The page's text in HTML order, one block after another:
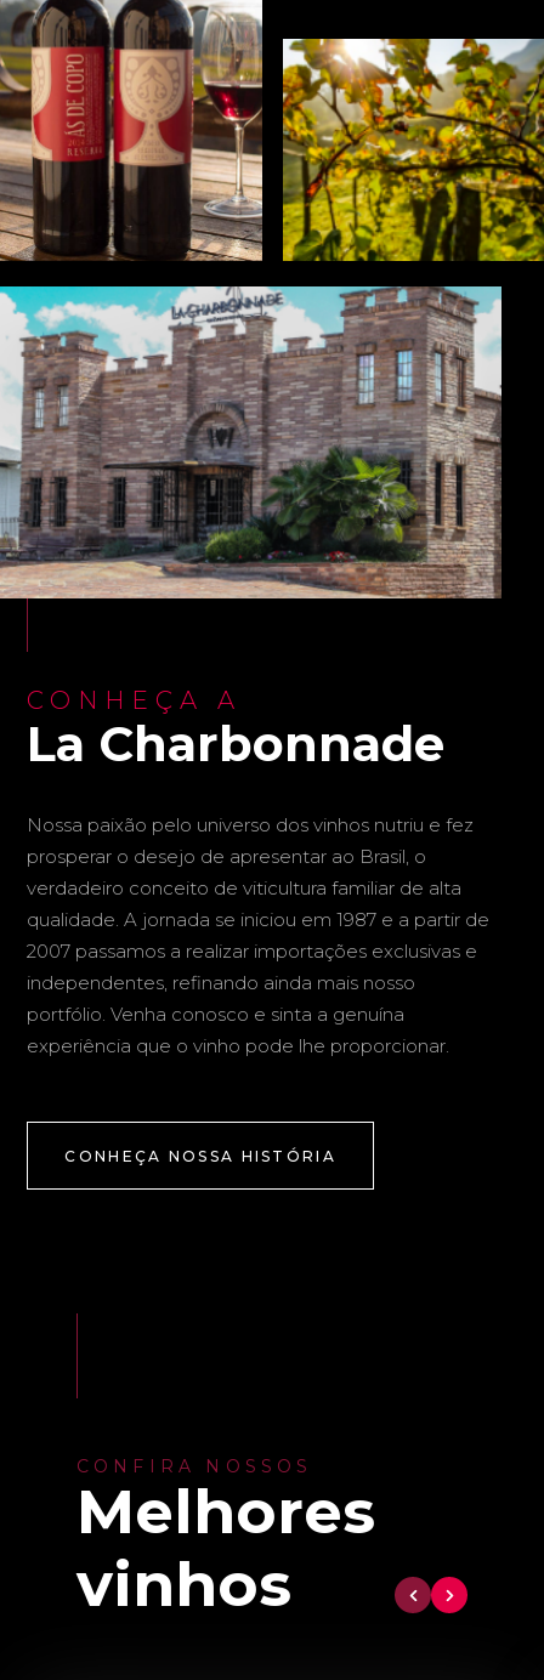
CONHEÇA A
La Charbonnade
Nossa paixão pelo universo dos vinhos nutriu e fez
prosperar o desejo de apresentar ao Brasil, o
verdadeiro conceito de viticultura familiar de alta
qualidade. A jornada se iniciou em 1987 e a partir de
2007 passamos a realizar importações exclusivas e
independentes, refinando ainda mais nosso
portfólio. Venha conosco e sinta a genuína
experiência que o vinho pode lhe proporcionar.
CONHEÇA NOSSA HISTÓRIA
CONFIRA NOSSOS
Melhores
vinhos